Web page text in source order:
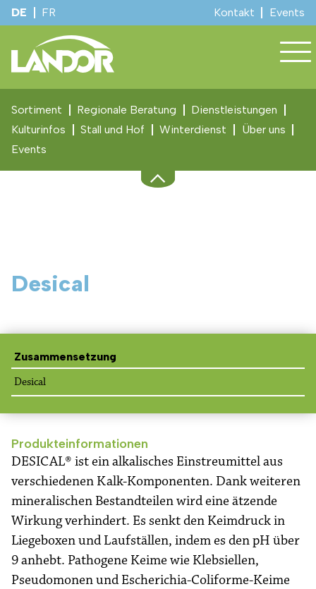
DE FR Kontakt Events
Sortiment Regionale Beratung
Dienstleistungen
Kulturinfos
Stall und Hof Winterdienst
Über uns
Events
Desical
Zusammensetzung
Desical
Produkteinformationen
DESICAL® ist ein alkalisches Einstreumittel aus
verschiedenen Kalk-Komponenten. Dank weiteren
mineralischen Bestandteilen wird eine ätzende
Wirkung verhindert. Es senkt den Keimdruck in
Liegeboxen und Laufställen, indem es den pH über
9 anhebt. Pathogene Keime wie Klebsiellen,
Pseudomonen und Escherichia-Coliforme-Keime